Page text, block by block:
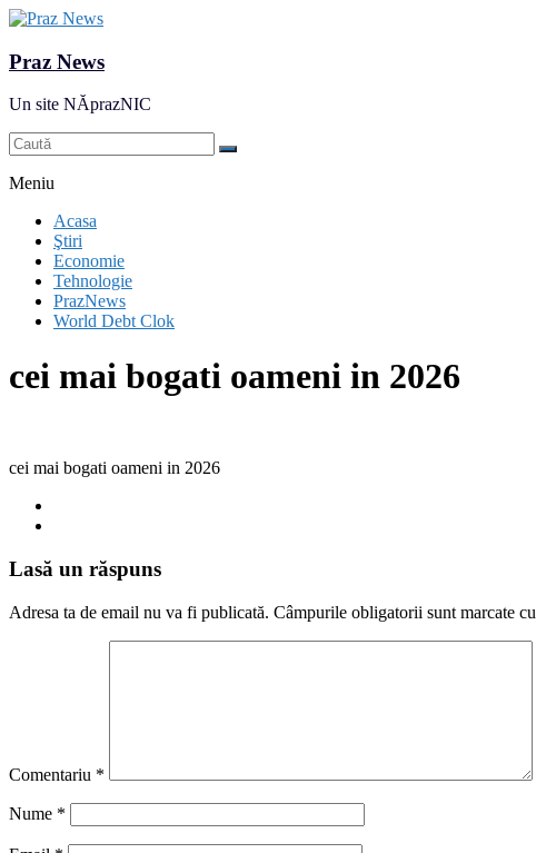
Praz News
Un site NĂprazNIC
Meniu
Acasa
Ştiri
Economie
Tehnologie
PrazNews
World Debt Clok
cei mai bogati oameni in 2026
cei mai bogati oameni in 2026
Lasă un răspuns
Adresa ta de email nu va fi publicată. Câmpurile obligatorii sunt marcate cu
Comentariu *
Nume *